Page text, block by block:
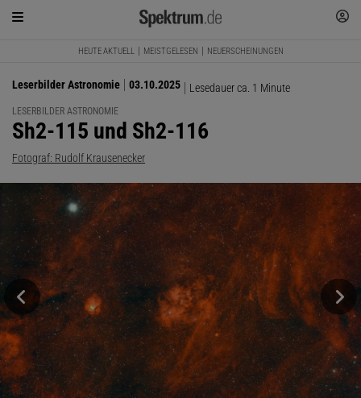
HEUTE AKTUELL MEISTGELESEN NEUERSCHEINUNGEN
Leserbilder Astronomie 03.10.2025 Lesedauer ca. 1 Minute
LESERBILDER ASTRONOMIE
:
Sh2-115 und Sh2-116
Fotograf: Rudolf Krausenecker